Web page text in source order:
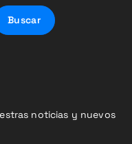
noticias y nuevos